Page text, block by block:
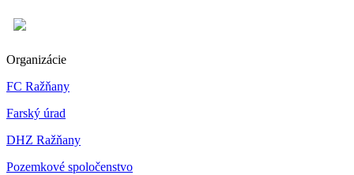
Organizácie
FC Ražňany
Farský úrad
DHZ Ražňany
Pozemkové spoločenstvo